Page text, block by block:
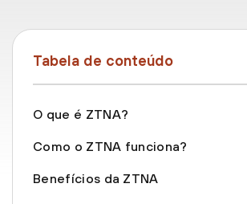
Tabela de conteúdo
O que é ZTNA?
Como o ZTNA funciona?
Benefícios da ZTNA